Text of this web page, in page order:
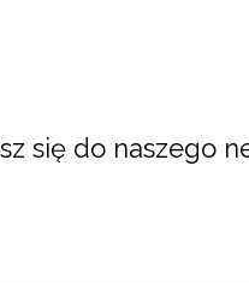
się do naszego